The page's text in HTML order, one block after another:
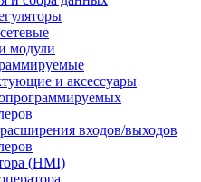
модули
и аксессуары
входов/выходов
(HMI)